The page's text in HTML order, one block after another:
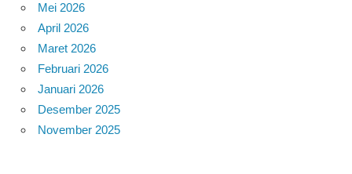
Mei 2026
April 2026
Maret 2026
Februari 2026
Januari 2026
Desember 2025
November 2025